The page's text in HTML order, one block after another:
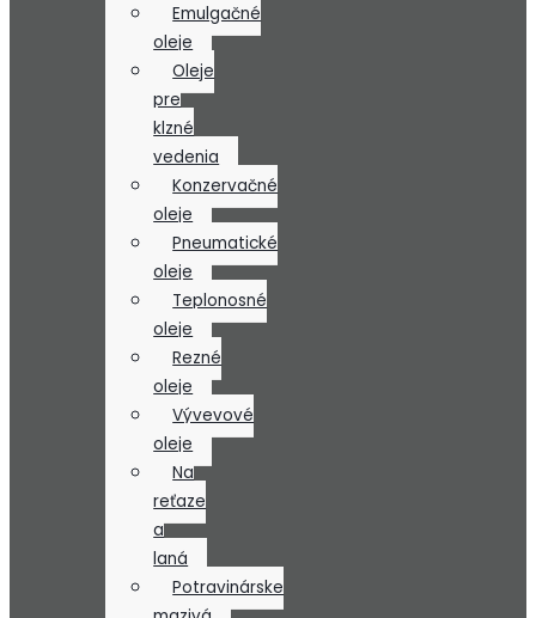
Emulgačné
oleje
Oleje
pre
klzné
vedenia
Konzervačné
oleje
Pneumatické
oleje
Teplonosné
oleje
Rezné
oleje
Vývevové
oleje
Na
reťaze
a
laná
Potravinárske